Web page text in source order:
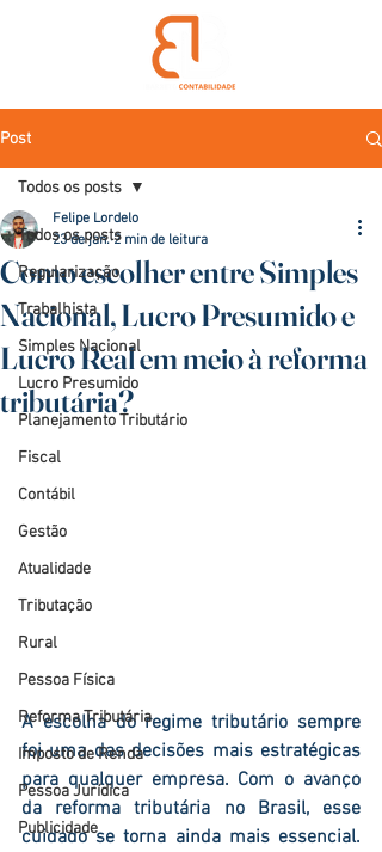
Post
Todos os posts
Regularização
Trabalhista
Simples Nacional
Lucro Presumido
Planejamento Tributário
Fiscal
Contábil
Gestão
Atualidade
Tributação
Rural
Pessoa Física
Reforma Tributária
Imposto de Renda
Pessoa Jurídica
Publicidade
Todos os posts
Como escolher entre Simples
Nacional, Lucro Presumido e
Lucro Real em meio à reforma
tributária?
Felipe Lordelo
23 de jan. 2 min de leitura
A escolha do regime tributário sempre
foi uma das decisões mais estratégicas
para qualquer empresa. Com o avanço
da reforma tributária no Brasil, esse
cuidado se torna ainda mais essencial.